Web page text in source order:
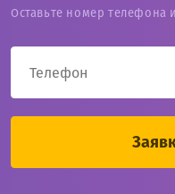
Оставьте номер телефона